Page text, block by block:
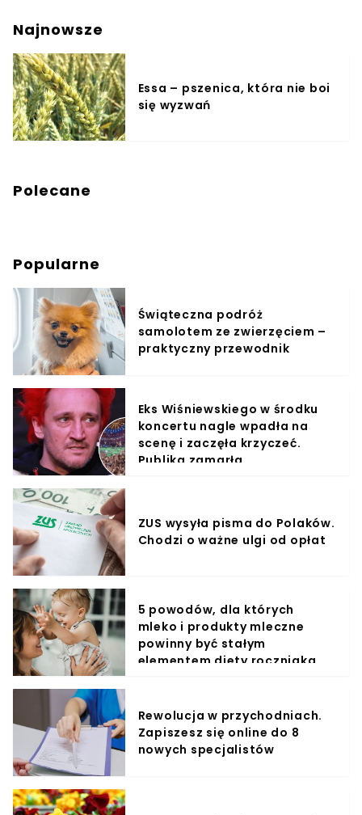
Najnowsze
Essa – pszenica, która nie boi
się wyzwań
Polecane
Popularne
Świąteczna podróż
samolotem ze zwierzęciem –
praktyczny przewodnik
Eks Wiśniewskiego w środku
koncertu nagle wpadła na
scenę i zaczęła krzyczeć.
Publika zamarła
ZUS wysyła pisma do Polaków.
Chodzi o ważne ulgi od opłat
5 powodów, dla których
mleko i produkty mleczne
powinny być stałym
elementem diety roczniaka
Rewolucja w przychodniach.
Zapiszesz się online do 8
nowych specjalistów